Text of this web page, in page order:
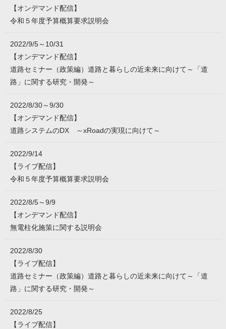
【オンデマンド配信】
令和５年度予算概算要求説明会
2022/9/5～10/31
【オンデマンド配信】
道路セミナー（政策編）道路と暮らしの近未来に向けて～「道
路」に関する研究・開発～
2022/8/30～9/30
【オンデマンド配信】
道路システムのDX ～xRoadの実現に向けて～
2022/9/14
【ライブ配信】
令和５年度予算概算要求説明会
2022/8/5～9/9
【オンデマンド配信】
無電柱化施策に関する説明会
2022/8/30
【ライブ配信】
道路セミナー（政策編）道路と暮らしの近未来に向けて～「道
路」に関する研究・開発～
2022/8/25
【ライブ配信】